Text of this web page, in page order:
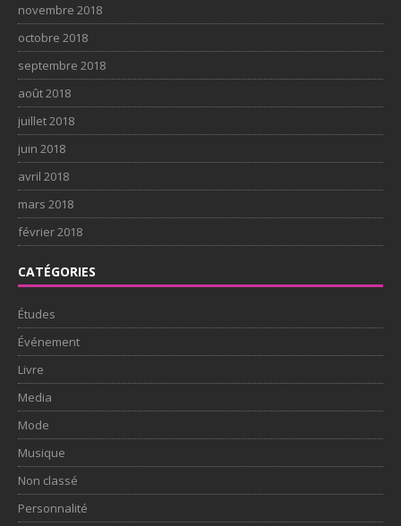
novembre 2018
octobre 2018
septembre 2018
août 2018
juillet 2018
juin 2018
avril 2018
mars 2018
février 2018
CATÉGORIES
Études
Événement
Livre
Media
Mode
Musique
Non classé
Personnalité